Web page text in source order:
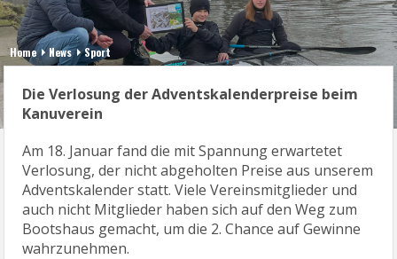
Home News Sport
Die Verlosung der Adventskalenderpreise beim
Kanuverein
Am 18. Januar fand die mit Spannung erwartetet
Verlosung, der nicht abgeholten Preise aus unserem
Adventskalender statt. Viele Vereinsmitglieder und
auch nicht Mitglieder haben sich auf den Weg zum
Bootshaus gemacht, um die 2. Chance auf Gewinne
wahrzunehmen.